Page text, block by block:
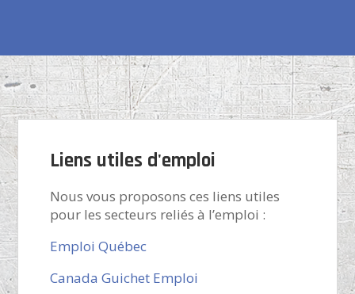
Liens utiles d'emploi
Nous vous proposons ces liens utiles
pour les secteurs reliés à l’emploi :
Emploi Québec
Canada Guichet Emploi